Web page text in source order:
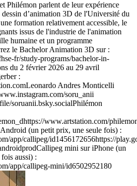
Philémon parlent de leur expérience
d’animation 3D de l'Université du
formation relativement accessible, le
issus de l'industrie de l'animation
humaine et un programme
le Bachelor Animation 3D sur :
fr/study-programs/bachelor-in-
du 2 février 2026 au 29 avril
:
Andres Monticelli
soru_anii
soruanii.bsky.socialPhilémon
www.artstation.com/
(un petit prix, une seule fois) :
app/callipeg/id1456172656https://
mini sur iPhone (un
aussi) :
app/callipeg-mini/id6502952180